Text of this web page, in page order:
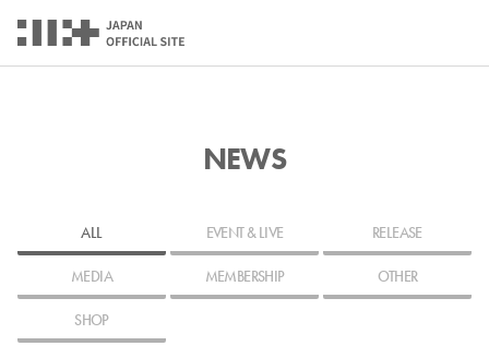
NEWS
ALL EVENT & LIVE RELEASE
MEDIA MEMBERSHIP OTHER
SHOP